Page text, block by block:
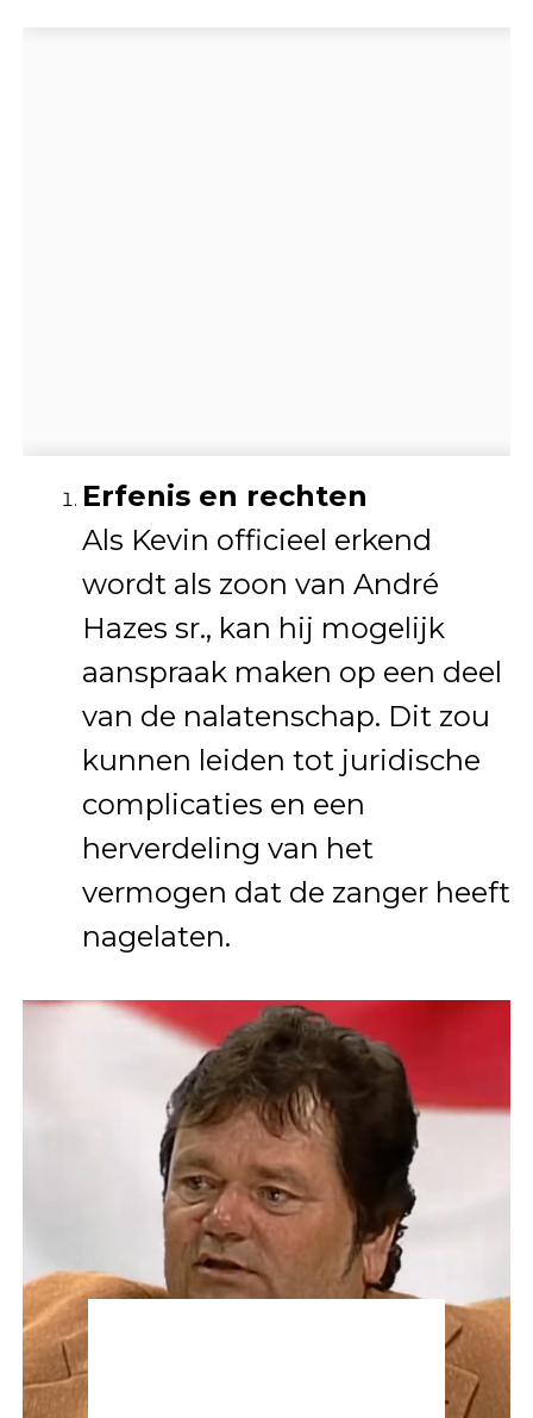
Erfenis en rechten
Als Kevin officieel erkend
wordt als zoon van André
Hazes sr., kan hij mogelijk
aanspraak maken op een deel
van de nalatenschap. Dit zou
kunnen leiden tot juridische
complicaties en een
herverdeling van het
vermogen dat de zanger heeft
nagelaten.